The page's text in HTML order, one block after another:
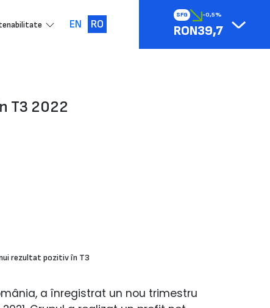
SFG -0,5%
RON39,7
EN RO
T3 2022
rezultat pozitiv în T3
a înregistrat un nou trimestru